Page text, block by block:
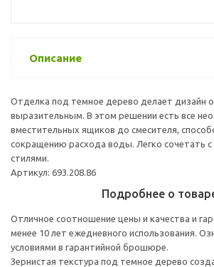
Описание
Отделка под темное дерево делает дизайн
выразительным. В этом решении есть все
вместительных ящиков до смесителя,
сокращению расхода воды. Легко сочетать с
стилями.
Артикул: 693.208.86
Подробнее о
Отличное соотношение цены и качества и
менее 10 лет ежедневного использования.
условиями в гарантийной брошюре.
Зернистая текстура под темное дерево